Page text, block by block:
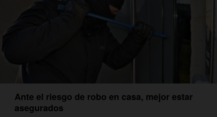
Ante el riesgo de robo en casa, mejor estar
asegurados